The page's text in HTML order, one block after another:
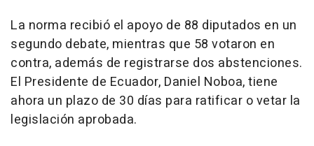
La norma recibió el apoyo de 88 diputados en un
segundo debate, mientras que 58 votaron en
contra, además de registrarse dos abstenciones.
El Presidente de Ecuador, Daniel Noboa, tiene
ahora un plazo de 30 días para ratificar o vetar la
legislación aprobada.